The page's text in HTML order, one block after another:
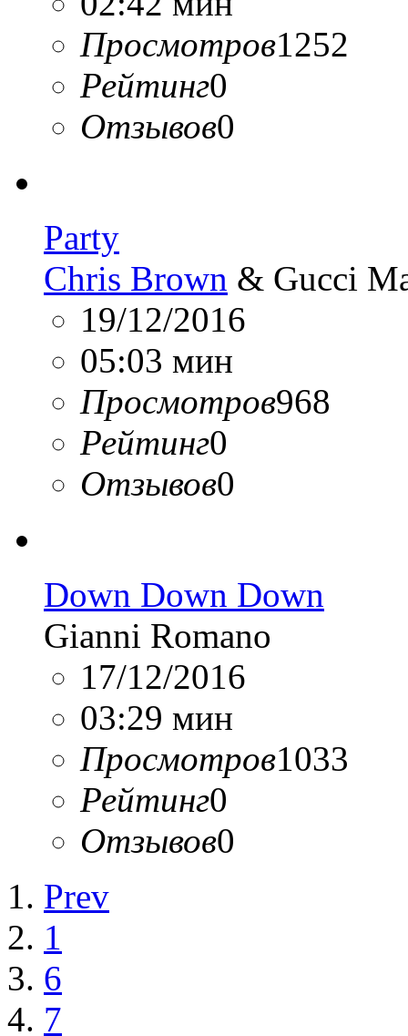
Просмотров1252
Рейтинг0
Отзывов0
Party
Chris Brown & Gucci
19/12/2016
05:03 мин
Просмотров968
Рейтинг0
Отзывов0
Down Down Down
Gianni Romano
17/12/2016
03:29 мин
Просмотров1033
Рейтинг0
Отзывов0
Prev
1
6
7